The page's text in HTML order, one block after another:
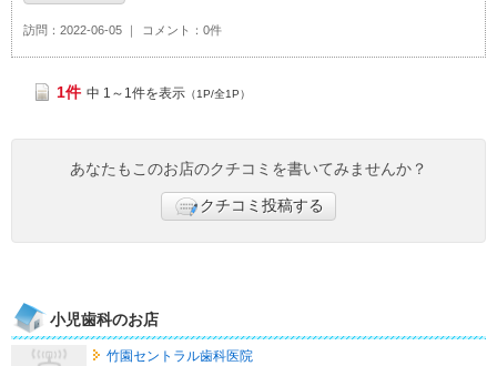
訪問 2022-06-05 コメント 0件
1件 中 1～1件を表示 （1P/全1P）
あなたもこのお店のクチコミを書いてみませんか？
クチコミ投稿する
小児歯科のお店
竹園セントラル歯科医院